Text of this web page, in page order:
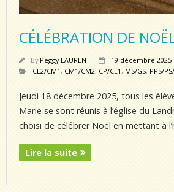
CÉLÉBRATION DE
By Peggy LAURENT
19 décembre 2025
CE2/CM1 , CM1/CM2, CP/CE1 , MS/GS, PPS/
Jeudi 18 décembre 2025, tous les
Marie se sont réunis à l’église du
choisi de célébrer Noël en mettant à
Lire la suite